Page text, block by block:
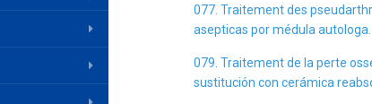
077. Traitement des
asepticas por médula
079. Traitement de la perte
sustitución con cerámica